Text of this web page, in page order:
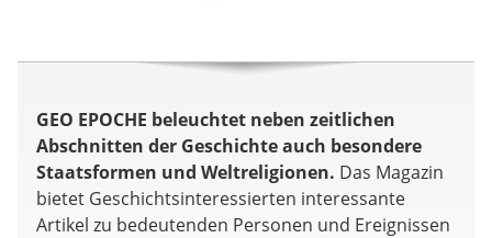
GEO EPOCHE beleuchtet neben zeitlichen
Abschnitten der Geschichte auch besondere
Staatsformen und Weltreligionen. Das Magazin
bietet Geschichtsinteressierten interessante
Artikel zu bedeutenden Personen und Ereignissen